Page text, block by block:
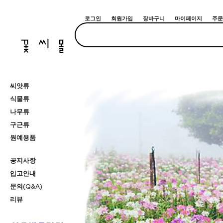
로그인 회원가입 장바구니 마이페이지 주
씨앗류
식물류
나무류
구근류
원예용품
공지사항
입고안내
문의(Q&A)
리뷰